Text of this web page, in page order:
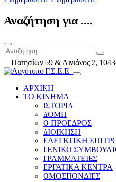
Αναζήτηση για ....
Πατησίων 69 & Αινιάνος 2,
ΑΡΧΙΚΗ
ΤΟ ΚΙΝΗΜΑ
ΙΣΤΟΡΙΑ
ΔΟΜΗ
Ο ΠΡΟΕΔΡΟΣ
ΔΙΟΙΚΗΣΗ
ΕΛΕΓΚΤΙΚΗ
ΓΕΝΙΚΟ
ΓΡΑΜΜΑΤΕΙΕΣ
ΕΡΓΑΤΙΚΑ ΚΕΝΤΡΑ
ΟΜΟΣΠΟΝΔΙΕΣ